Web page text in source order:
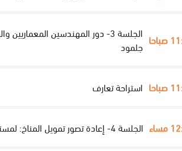
جلمود
استراحة تعارف
الجلسة 4- إعادة تصور تمويل المناخ: لمستقبل مستدام - قاعة مندرين